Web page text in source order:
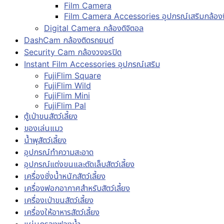
Film Camera
Film Camera Accessories อุปกรณ์เสริมกล้อ
Digital Camera กล้องดิจิตอล
DashCam กล้องติดรถยนต์
Security Cam กล้องวงจรปิด
Instant Film Accessories อุปกรณ์เสริม
FujiFlim Square
FujiFlim Wild
FujiFlim Mini
FujiFlim Pal
ตู้เป่าขนสัตว์เลี้ยง
ของเล่นแมว
น้ำพุสัตว์เลี้ยง
อุปกรณ์ทำความสะอาด
อุปกรณ์แต่งขนและตัดเล็บสัตว์เลี้ยง
เครื่องชั่งน้ำหนักสัตว์เลี้ยง
เครื่องฟอกอากาศสำหรับสัตว์เลี้ยง
เครื่องเป่าขนสัตว์เลี้ยง
เครื่องให้อาหารสัตว์เลี้ยง